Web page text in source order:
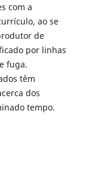
com a
ao se
de
por linhas
fuga.
têm
dos
tempo.